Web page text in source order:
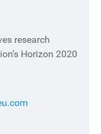
research
Horizon 2020